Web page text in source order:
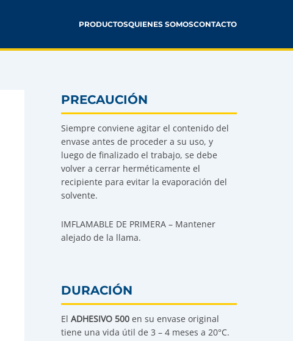
PRODUCTOSQUIENES SOMOSCONTACTO
PRECAUCIÓN
Siempre conviene agitar el contenido del
envase antes de proceder a su uso, y
luego de finalizado el trabajo, se debe
volver a cerrar herméticamente el
recipiente para evitar la evaporación del
solvente.
IMFLAMABLE DE PRIMERA – Mantener
alejado de la llama.
DURACIÓN
El ADHESIVO 500 en su envase original
tiene una vida útil de 3 – 4 meses a 20°C.